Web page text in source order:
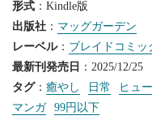
形式 ：Kindle版
出版社 ： マッグガーデン
レーベル： ブレイドコミッ
最新刊発売日 ：2025/12/25
タグ： 癒やし 日常 ヒュ
マンガ
99円以下